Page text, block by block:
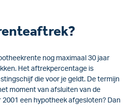
nog maximaal 30 jaar
Het aftrekpercentage is
die voor je geldt. De termijn
moment van afsluiten van de
2001 een hypotheek afgesloten? Dan